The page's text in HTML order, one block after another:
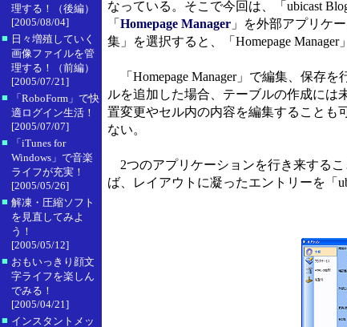
理する！（後編）
[2005/08/04]
■ 日々増殖していく
画像ファイルを管
理する！（前編）
[2005/07/21]
■
「RoboForm」で快
適ログイン生活！
[2005/07/07]
■
「iTunes for
Windows」で音楽
ライフが充実！
[2005/05/26]
■ 解凍・圧縮ソフト
を見直してみよ
う！
[2005/05/12]
■ おもいっきり顔文
字ライフを楽しん
でみる！
[2005/04/21]
■ インスタントメッ
なっている。そこで今回は、「ubicast
「 Homepage Manager 」を外部アプリケ
集」を選択すると、「Homepage
「Homepage Manager」で編集、保存
ルを追加した場合、テーブルの作成には
置変更やセル内の内容を編集することも
ない。
2つのアプリケーションを行き来する
ば、レイアウトに凝ったエントリーを「